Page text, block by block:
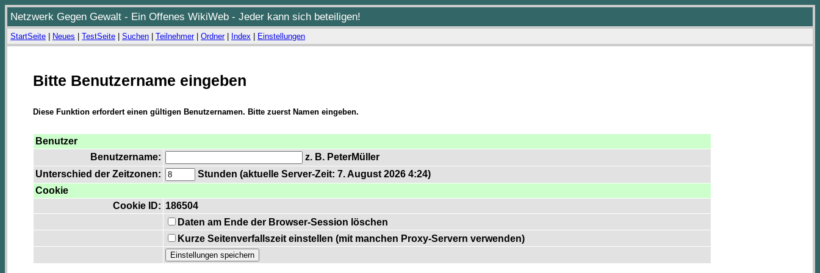
Netzwerk Gegen Gewalt - Ein Offenes WikiWeb - Jeder kann sich beteiligen!
StartSeite Neues TestSeite Suchen Teilnehmer| Ordner| Index Einstellungen
Bitte Benutzername eingeben
Diese Funktion erfordert einen gültigen Benutzernamen. Bitte zuerst Namen eingeben.
Benutzer
Benutzername:
z. B. PeterMüller
Unterschied der Zeitzonen:
Stunden (aktuelle Server-Zeit: 7. August 2026 4:24)
Cookie
Cookie ID: 186504
Daten am Ende der Browser-Session löschen
Kurze Seitenverfallszeit einstellen (mit manchen Proxy-Servern verwenden)